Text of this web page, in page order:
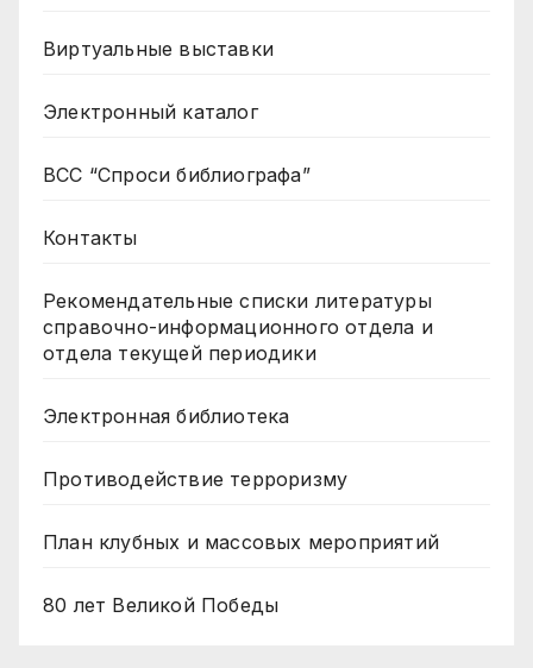
Виртуальные выставки
Электронный каталог
ВСС “Спроси библиографа”
Контакты
Рекомендательные списки литературы
справочно-информационного отдела и
отдела текущей периодики
Электронная библиотека
Противодействие терроризму
План клубных и массовых мероприятий
80 лет Великой Победы